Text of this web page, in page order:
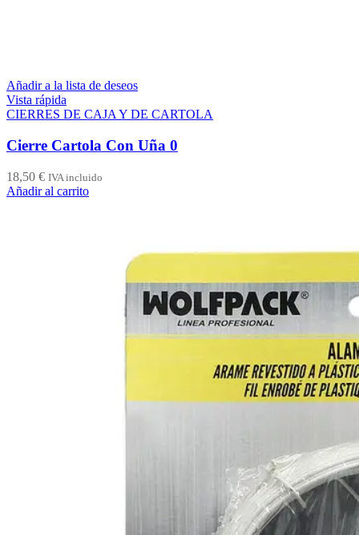
Añadir a la lista de deseos
Vista rápida
CIERRES DE CAJA Y DE CARTOLA
Cierre Cartola Con Uña 0
18,50 € IVA incluido
Añadir al carrito